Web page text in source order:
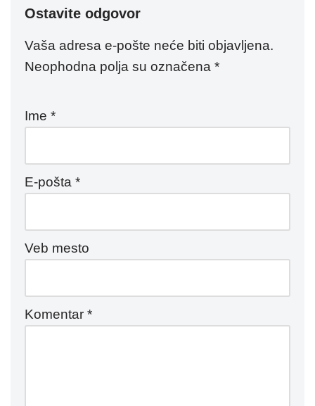
Ostavite odgovor
Vaša adresa e-pošte neće biti objavljena.
Neophodna polja su označena *
Ime *
E-pošta *
Veb mesto
Komentar *